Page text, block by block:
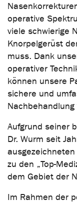
operative
viele schwierige
Knorpelgerüst
muss. Dank
operativer
können unsere
sichere und
Aufgrund seiner
Dr. Wurm seit
zu den „Top-
dem Gebiet der
Im Rahmen der